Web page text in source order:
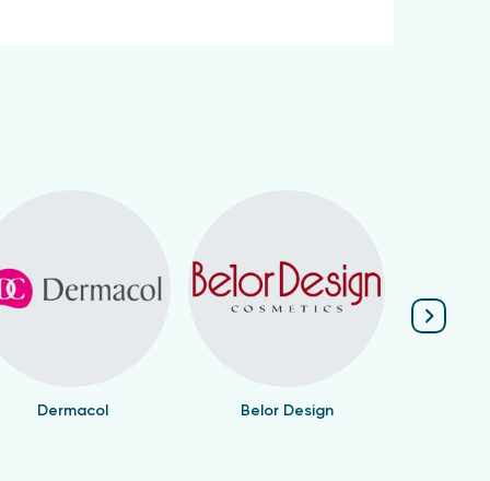
Dermacol Belor Design